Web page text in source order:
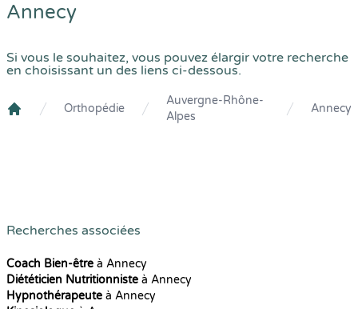
Annecy
Si vous le souhaitez, vous pouvez élargir votre recherche
en choisissant un des liens ci-dessous.
Orthopédie
Auvergne-Rhône-
Alpes
Annecy
Recherches associées
Coach Bien-être à Annecy
Diététicien Nutritionniste à Annecy
Hypnothérapeute à Annecy